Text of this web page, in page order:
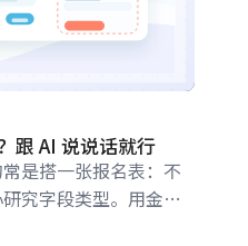
跟 AI 说说话就行
是搭一张报名表：不
究字段类型。用金数
言说出来，AI 直接翻